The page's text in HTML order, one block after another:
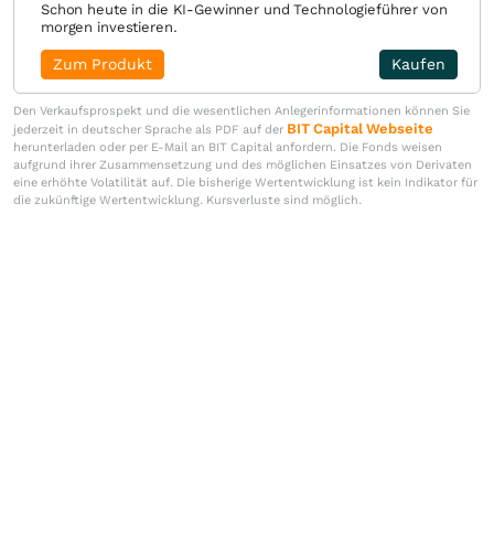
Schon heute in die KI-Gewinner und Technologieführer von
morgen investieren.
Kaufen
Zum Produkt
Den Verkaufsprospekt und die wesentlichen Anlegerinformationen können Sie
jederzeit in deutscher Sprache als PDF auf der BIT Capital Webseite
herunterladen oder per E-Mail an BIT Capital anfordern. Die Fonds weisen
aufgrund ihrer Zusammensetzung und des möglichen Einsatzes von Derivaten
eine erhöhte Volatilität auf. Die bisherige Wertentwicklung ist kein Indikator für
die zukünftige Wertentwicklung. Kursverluste sind möglich.